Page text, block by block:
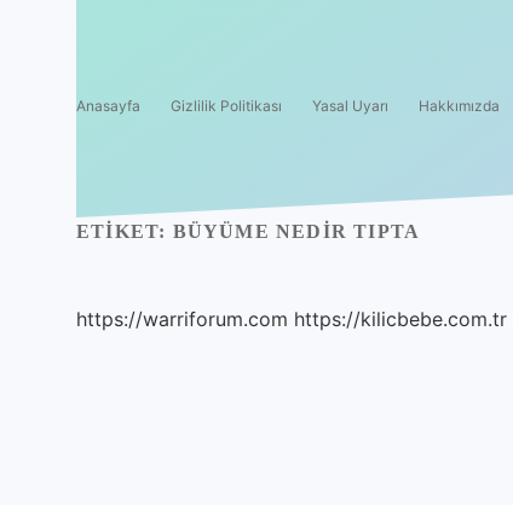
Anasayfa Gizlilik Politikası Yasal Uyarı Hakkımızda
ETIKET: BÜYÜME NEDIR TIPTA
https://warriforum.com https://kilicbebe.com.tr